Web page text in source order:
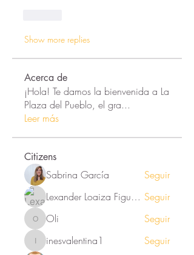
Show more replies
Acerca de
¡Hola! Te damos la bienvenida a La
Plaza del Pueblo, el gra...
Leer más
Citizens
Sabrina García
Seguir
Lexander Loaiza Figueroa Seguir
Oli Oli Seguir
inesvalentina1
inesvalentina1
Seguir